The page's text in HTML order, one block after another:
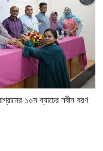
১০ম ব্যাচের নবীন বরণ